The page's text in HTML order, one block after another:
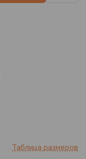
Таблица размеров